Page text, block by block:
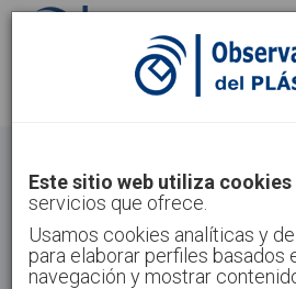
Inicio Sectores Envase
Este sitio web utiliza cookies
servicios que ofrece.
Usamos cookies analíticas y
para elaborar perfiles basados
navegación y mostrar